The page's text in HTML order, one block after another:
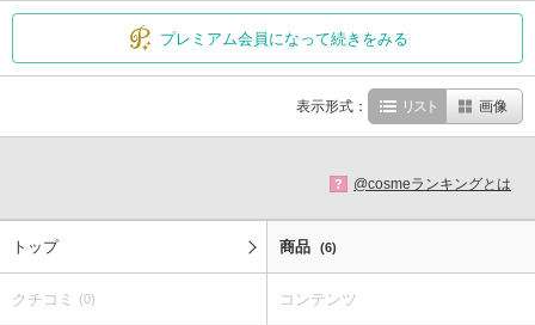
プレミアム会員になって続きをみる
表示形式： リスト 画像
? @cosmeランキングとは
トップ 商品 (6)
クチコミ (0) コンテンツ